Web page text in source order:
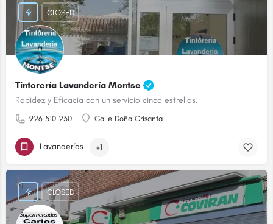
Tintorería Lavandería Montse
Rapidez y Eficacia con un servicio cinco estrellas.
926 510 230 Calle Doña Crisanta
CLOSED
Lavanderías +1
CLOSED